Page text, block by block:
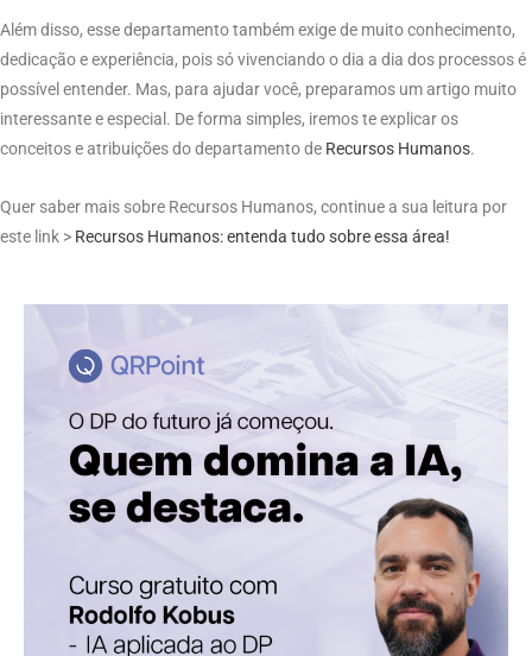
Além disso, esse departamento também exige de muito conhecimento,
dedicação e experiência, pois só vivenciando o dia a dia dos processos é
possível entender. Mas, para ajudar você, preparamos um artigo muito
interessante e especial. De forma simples, iremos te explicar os
conceitos e atribuições do departamento de Recursos Humanos.
Quer saber mais sobre Recursos Humanos, continue a sua leitura por
este link > Recursos Humanos: entenda tudo sobre essa área!